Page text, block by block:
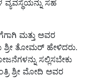
ವ್ಯವಸ್ಥೆಯನ್ನು ಸಹ
ಮತ್ತು ಅವರ
ಶ್ರೀ ತೋಮರ್ ಹೇಳಿದರು.
ಸಲ್ಲಿಸಬೇಕು
ಶ್ರೀ ಮೋದಿ ಅವರ